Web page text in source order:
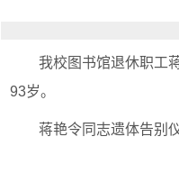
我校图书馆退休职工
93岁。
蒋艳令同志遗体告别